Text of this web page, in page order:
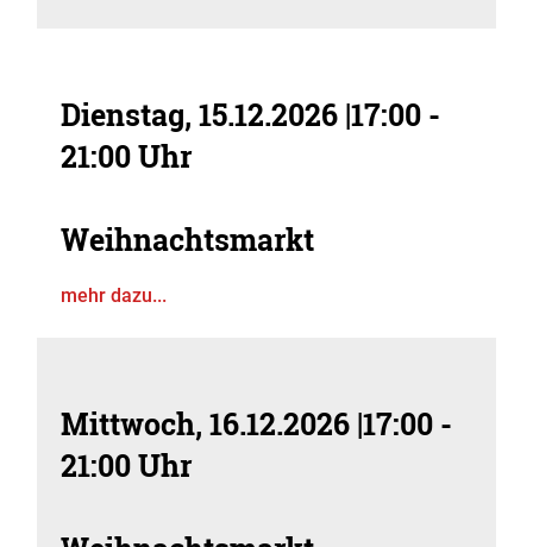
Dienstag, 15.12.2026 |17:00 -
21:00 Uhr
Weihnachtsmarkt
mehr dazu...
Mittwoch, 16.12.2026 |17:00 -
21:00 Uhr